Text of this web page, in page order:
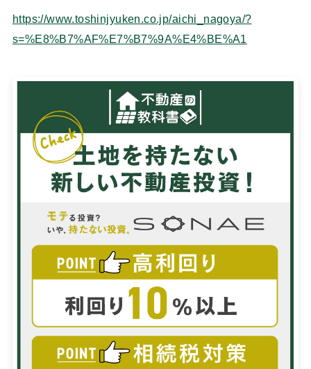
https://www.toshinjyuken.co.jp/aichi_nagoya/?
s=%E8%B7%AF%E7%B7%9A%E4%BE%A1